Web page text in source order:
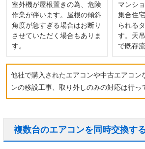
室外機が屋根置きの為、危険
作業が伴います。屋根の傾斜
角度が急すぎる場合はお断り
させていただく場合もありま
す。
マンシ
集合住
られる
す。天
で既存
他社で購入されたエアコンや中古エアコン
ンの移設工事、取り外しのみの対応は行っ
複数台のエアコンを同時交換す